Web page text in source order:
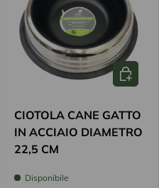
al carrello
CIOTOLA CANE GATTO
IN ACCIAIO DIAMETRO
22,5 CM
Disponibile